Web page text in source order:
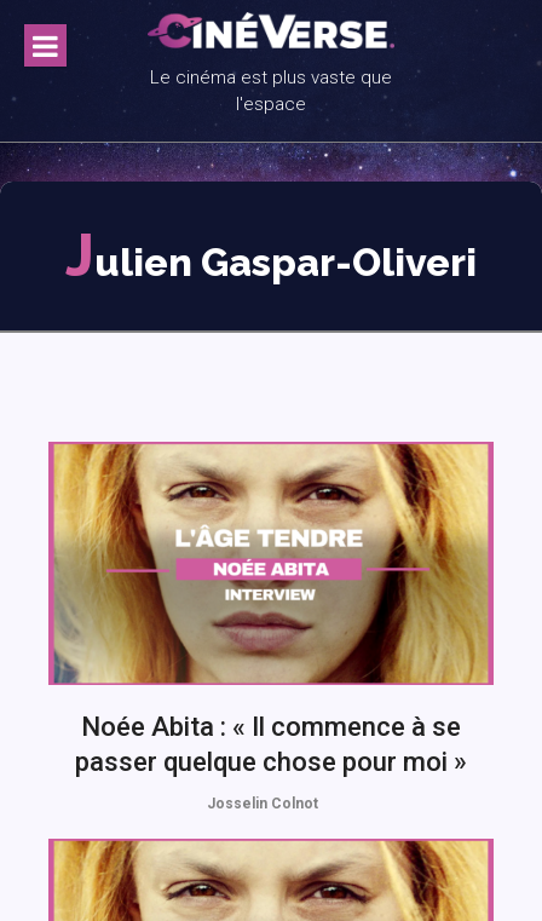
content
Le cinéma est plus vaste que
l'espace
Julien Gaspar-Oliveri
Noée Abita : « Il commence à se
passer quelque chose pour moi »
Josselin Colnot